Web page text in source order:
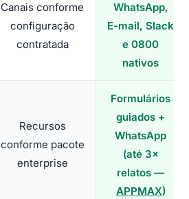
Canais conforme
configuração
contratada
WhatsApp,
E-mail, Slack
e 0800
nativos
Recursos
conforme pacote
enterprise
Formulários
guiados +
WhatsApp
(até 3×
relatos —
APPMAX)